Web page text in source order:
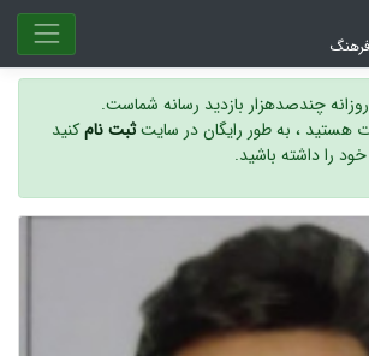
چندصدهزار بازدید رسانه شماست.
هستید ، به طور رایگان در سایتثبت نامکنید
را داشته باشید.